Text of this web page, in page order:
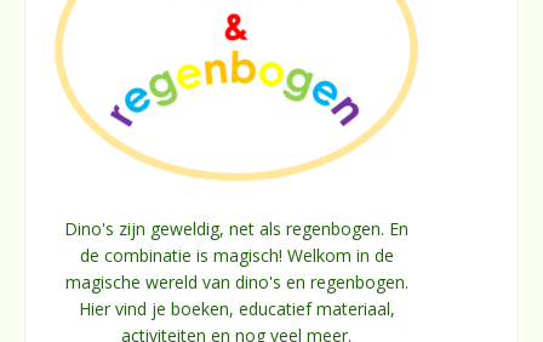
Dino's zijn geweldig, net als regenbogen. En
de combinatie is magisch! Welkom in de
magische wereld van dino's en regenbogen.
Hier vind je boeken, educatief materiaal,
activiteiten en nog veel meer.